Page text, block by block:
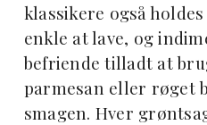
klassikere også
enkle at lave, og
befriende tilladt at
parmesan eller røget
smagen. Hver